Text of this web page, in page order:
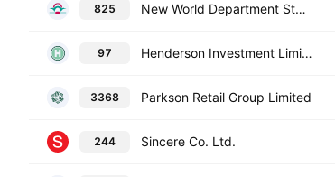
825 New World Department Store China Limited
97 Henderson Investment Limited
3368 Parkson Retail Group Limited
244 Sincere Co. Ltd.